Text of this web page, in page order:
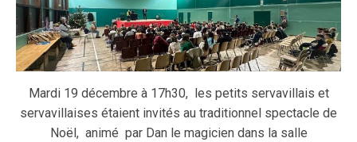
Mardi 19 décembre à 17h30, les petits servavillais et
servavillaises étaient invités au traditionnel spectacle de
Noël, animé par Dan le magicien dans la salle